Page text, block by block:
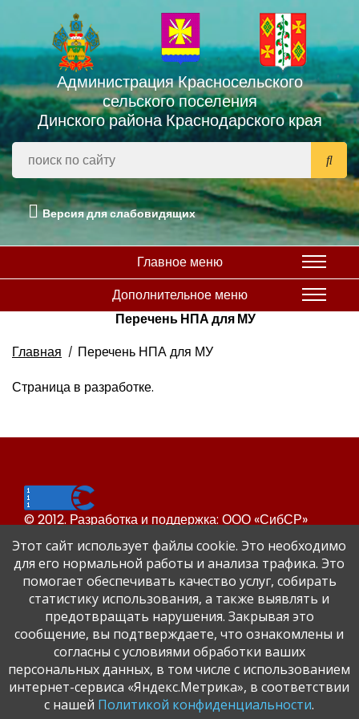
Администрация Красносельского
сельского поселения
Динского района Краснодарского края
Версия для слабовидящих
Главное меню
Дополнительное меню
Перечень НПА для МУ
Главная
Перечень НПА для МУ
Страница в разработке.
© 2012. Разработка и поддержка: ООО «СибСР»
Все права защищены законом и международными
соглашениями.
Сайт Динского района
Официальный сайт администрации Краснодарского
края.
Этот сайт использует файлы cookie. Это необходимо
для его нормальной работы и анализа трафика. Это
помогает обеспечивать качество услуг, собирать
статистику использования, а также выявлять и
предотвращать нарушения. Закрывая это
сообщение, вы подтверждаете, что ознакомлены и
согласны с условиями обработки ваших
персональных данных, в том числе с использованием
интернет-сервиса «Яндекс.Метрика», в соответствии
с нашей Политикой конфиденциальности.